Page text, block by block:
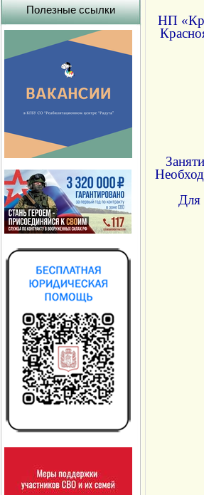
Полезные ссылки
НП
Для